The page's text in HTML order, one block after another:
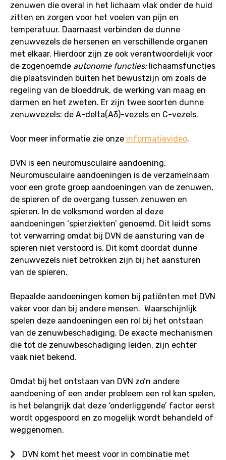
zenuwen die overal in het lichaam vlak onder de huid
zitten en zorgen voor het voelen van pijn en
temperatuur. Daarnaast verbinden de dunne
zenuwvezels de hersenen en verschillende organen
met elkaar. Hierdoor zijn ze ook verantwoordelijk voor
de zogenoemde autonome functies:lichaamsfuncties
die plaatsvinden buiten het bewustzijn om zoals de
regeling van de bloeddruk, de werking van maag en
darmen en het zweten. Er zijn twee soorten dunne
zenuwvezels: de A-delta(Aδ)-vezels en C-vezels.
Voor meer informatie zie onze informatievideo.
DVN is een neuromusculaire aandoening.
Neuromusculaire aandoeningen is de verzamelnaam
voor een grote groep aandoeningen van de zenuwen,
de spieren of de overgang tussen zenuwen en
spieren. In de volksmond worden al deze
aandoeningen ‘spierziekten’ genoemd. Dit leidt soms
tot verwarring omdat bij DVN de aansturing van de
spieren niet verstoord is. Dit komt doordat dunne
zenuwvezels niet betrokken zijn bij het aansturen
van de spieren.
Bepaalde aandoeningen komen bij patiënten met DVN
vaker voor dan bij andere mensen. Waarschijnlijk
spelen deze aandoeningen een rol bij het ontstaan
van de zenuwbeschadiging. De exacte mechanismen
die tot de zenuwbeschadiging leiden, zijn echter
vaak niet bekend.
Omdat bij het ontstaan van DVN zo’n andere
aandoening of een ander probleem een rol kan spelen,
is het belangrijk dat deze ‘onderliggende’ factor eerst
wordt opgespoord en zo mogelijk wordt behandeld of
weggenomen.
DVN komt het meest voor in combinatie met